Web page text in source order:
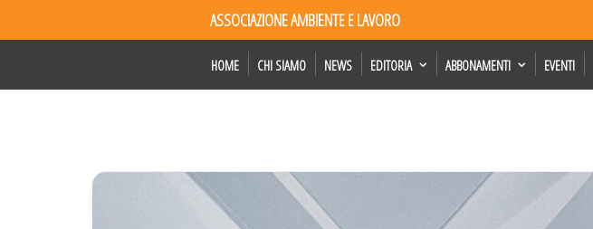
ASSOCIAZIONE AMBIENTE E LAVORO
HOME CHI SIAMO NEWS EDITORIA ABBONAMENTI EVENTI